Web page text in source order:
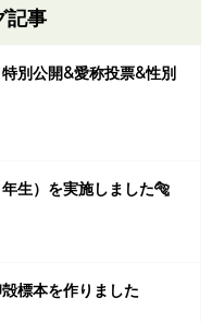
記事
別公開&愛称投票&性別
生）を実施しました🐅
標本を作りました